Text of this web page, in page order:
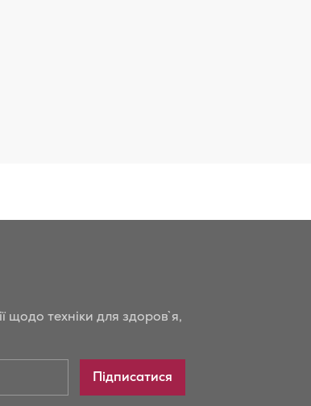
щодо техніки для здоров`я,
Підписатися